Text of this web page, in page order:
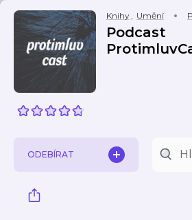
Knihy, Umění
Podcast
ODEBÍRAT